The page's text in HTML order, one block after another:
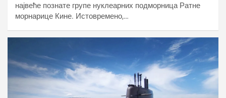
највеће познате групе нуклеарних подморница Ратне
морнарице Кине. Истовремено,…